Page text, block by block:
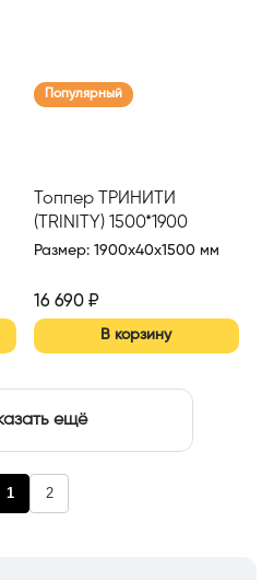
Популярный
Топпер ТРИНИТИ
(TRINITY) 1500*1900
Размер: 1900x40x1500 мм
16 690₽
В корзину
ещё
1 2